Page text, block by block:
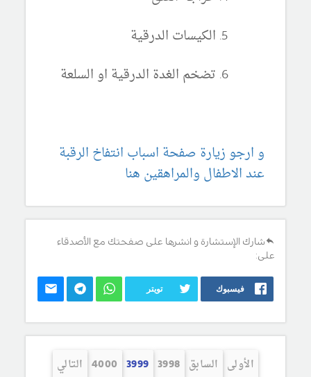
الكيسات الدرقية
تضخم الغدة الدرقية او السلعة
و ارجو زيارة صفحة اسباب انتفاخ الرقبة
عند الاطفال والمراهقين هنا
شارك الإستشارة و انشرها على صفحتك مع الأصدقاء
على:
فيسبوك تويتر
الأولى السابق 3998
3999
4000 التالي